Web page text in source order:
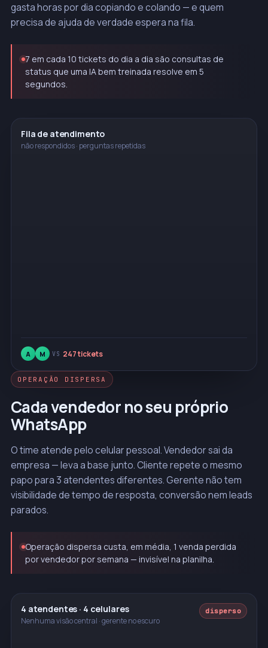
gasta horas por dia copiando e colando — e quem
precisa de ajuda de verdade espera na fila.
7 em cada 10 tickets do dia a dia são consultas de
status que uma IA bem treinada resolve em 5
segundos.
Fila de atendimento
não respondidos · perguntas repetidas
A M VS 247 tickets
OPERAÇÃO DISPERSA
Cada vendedor no seu próprio
WhatsApp
O time atende pelo celular pessoal. Vendedor sai da
empresa — leva a base junto. Cliente repete o mesmo
papo para 3 atendentes diferentes. Gerente não tem
visibilidade de tempo de resposta, conversão nem leads
parados.
Operação dispersa custa, em média, 1 venda perdida
por vendedor por semana — invisível na planilha.
4 atendentes · 4 celulares
Nenhuma visão central · gerente no escuro
disperso